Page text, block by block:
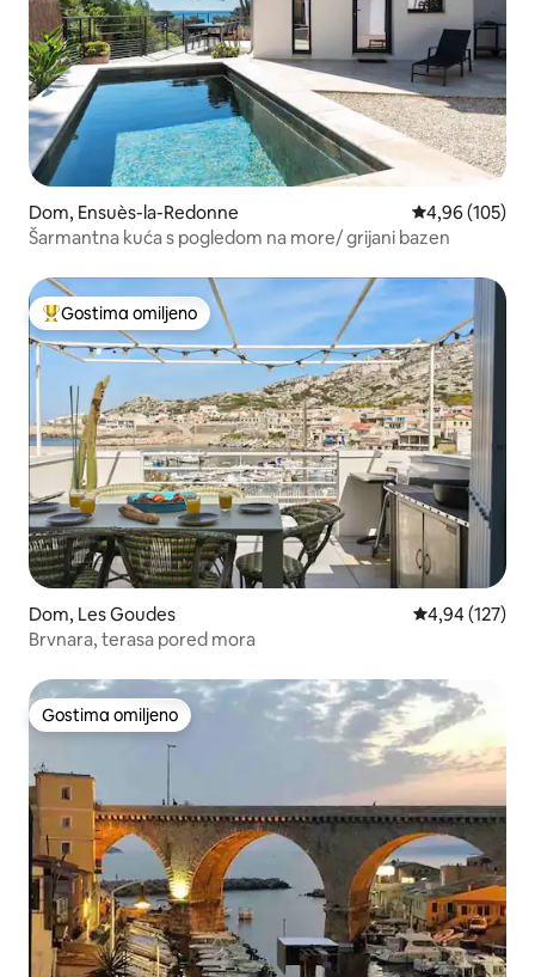
Dom, Ensuès-la-Redonne Prosečna
4,96 (105)
Šarmantna kuća s pogledom na more/ grijani bazen
Najuspešniji među gostima omiljenim
Gostima omiljeno
Dom, Les Goudes Prosečna
4,94 (127)
Brvnara, terasa pored mora
Gostima omiljeno
Gostima omiljeno